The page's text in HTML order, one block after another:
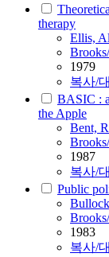
therapy
Ellis,
1979
복사/
BASIC :
the Apple
Bent,
1987
복사/
Public
1983
복사/